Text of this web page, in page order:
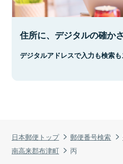
日本郵便トップ 郵便番号検索
南高来郡布津町
丙
住所に、デジタルの確かさ
デジタルアドレスで入力も検索も